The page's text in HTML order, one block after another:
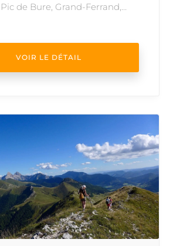
de Bure, Grand-Ferrand,
VOIR LE DÉTAIL